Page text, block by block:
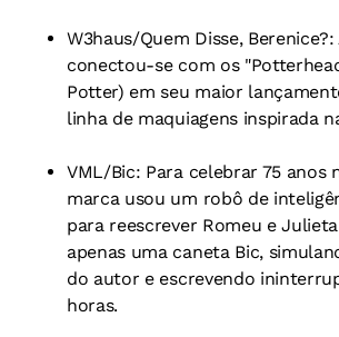
W3haus/Quem Disse,
conectou-se com os
Potter) em seu maior
linha de maquiagens inspirada
VML/Bic: Para celebrar 75 anos
marca usou um robô de
para reescrever Romeu e
apenas uma caneta Bic,
do autor e escrevendo
horas.